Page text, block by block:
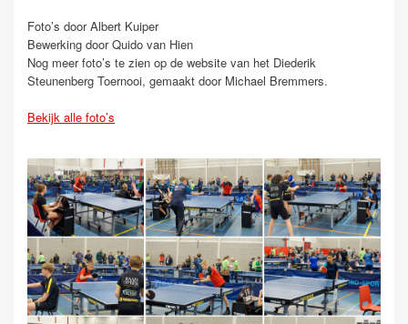
Foto’s door Albert Kuiper
Bewerking door Quido van Hien
Nog meer foto’s te zien op de website van het Diederik
Steunenberg Toernooi, gemaakt door Michael Bremmers.
Bekijk alle foto’s